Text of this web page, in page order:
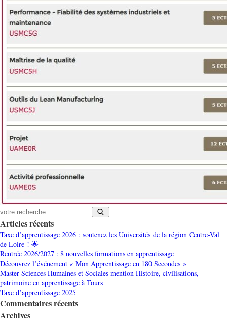
Articles récents
Taxe d’apprentissage 2026 : soutenez les Universités de la région Centre-Val
de Loire ! 🌟
Rentrée 2026/2027 : 8 nouvelles formations en apprentissage
Découvrez l’événement « Mon Apprentissage en 180 Secondes »
Master Sciences Humaines et Sociales mention Histoire, civilisations,
patrimoine en apprentissage à Tours
Taxe d’apprentissage 2025
Commentaires récents
Archives